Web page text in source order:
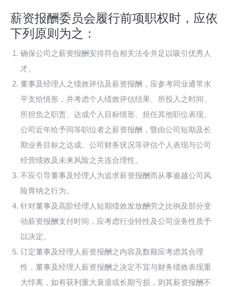
薪资报酬委员会履行前项职权时，应依
下列原则为之：
确保公司之薪资报酬安排符合相关法令并足以吸引优秀人
才。
董事及经理人之绩效评估及薪资报酬，应参考同业通常水
平支给情形，并考虑个人绩效评估结果、所投入之时间、
所担负之职责、达成个人目标情形、担任其他职位表现、
公司近年给予同等职位者之薪资报酬，暨由公司短期及长
期业务目标之达成、公司财务状况等评估个人表现与公司
经营绩效及未来风险之关连合理性。
不应引导董事及经理人为追求薪资报酬而从事逾越公司风
险胃纳之行为。
针对董事及高阶经理人短期绩效发放酬劳之比例及部分变
动薪资报酬支付时间，应考虑行业特性及公司业务性质予
以决定。
订定董事及经理人薪资报酬之内容及数额应考虑其合理
性，董事及经理人薪资报酬之决定不宜与财务绩效表现重
大悖离，如有获利重大衰退或长期亏损，则其薪资报酬不